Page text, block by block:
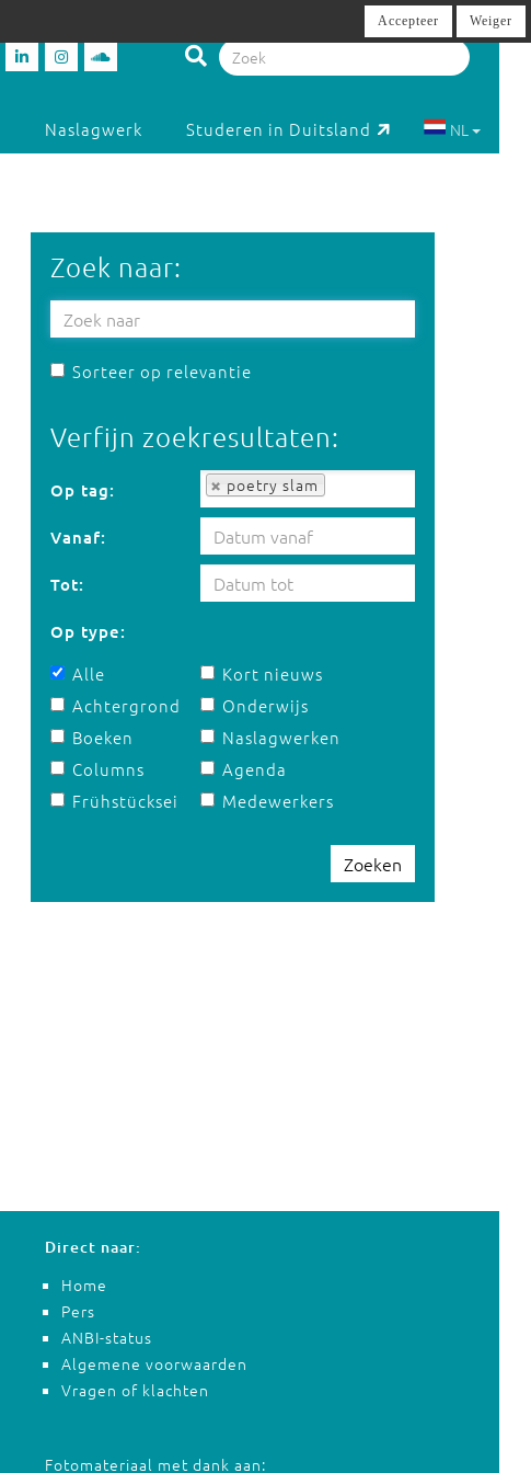
Naslagwerk Studeren in Duitsland NL
Zoek naar:
Sorteer op relevantie
Verfijn zoekresultaten:
Op tag: poetry slam
Op tag:
Vanaf:
Tot:
Op type:
Alle
Achtergrond
Boeken
Columns
Frühstücksei
Kort nieuws
Onderwijs
Naslagwerken
Agenda
Medewerkers
Zoeken
Direct naar:
Home
Pers
ANBI-status
Algemene voorwaarden
Vragen of klachten
Fotomateriaal met dank aan:
Accepteer Weiger